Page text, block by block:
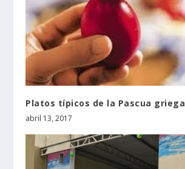
Platos típicos de la Pascua griega
abril 13, 2017